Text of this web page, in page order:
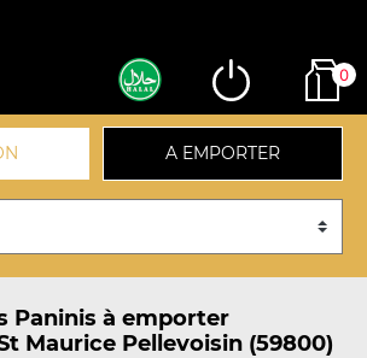
0
A EMPORTER
Paninis à emporter
Maurice Pellevoisin (59800)